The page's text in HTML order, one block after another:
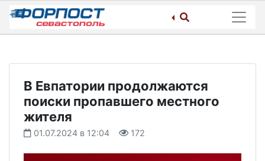
Skip
content
В Евпатории продолжаются
поиски пропавшего местного
жителя
01.07.2024 в 12:04 172